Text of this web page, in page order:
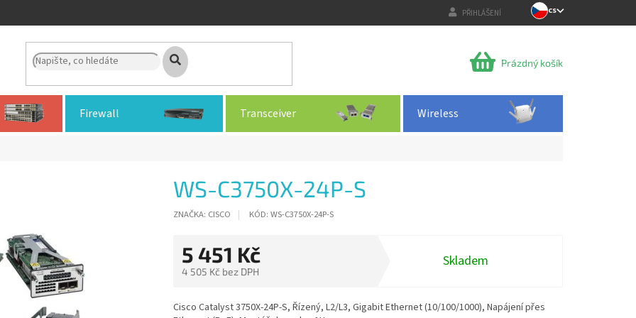
PŘIHLÁŠENÍ CS
NÁKUPNÍ
Prázdný košík
Firewall Transceiver Wireless
WS-C3750X-24P-S
ZNAČKA: CISCO KÓD: WS-C3750X-24P-S
5 451 Kč
4 505 Kč bez DPH
cena:
Skladem
Cisco Catalyst 3750X-24P-S, Řízený, L2/L3, Gigabit Ethernet (10/100/1000), Napájení přes